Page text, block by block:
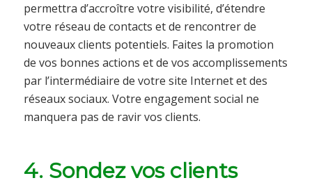
permettra d’accroître votre visibilité, d’étendre
votre réseau de contacts et de rencontrer de
nouveaux clients potentiels. Faites la promotion
de vos bonnes actions et de vos accomplissements
par l’intermédiaire de votre site Internet et des
réseaux sociaux. Votre engagement social ne
manquera pas de ravir vos clients.
4. Sondez vos clients